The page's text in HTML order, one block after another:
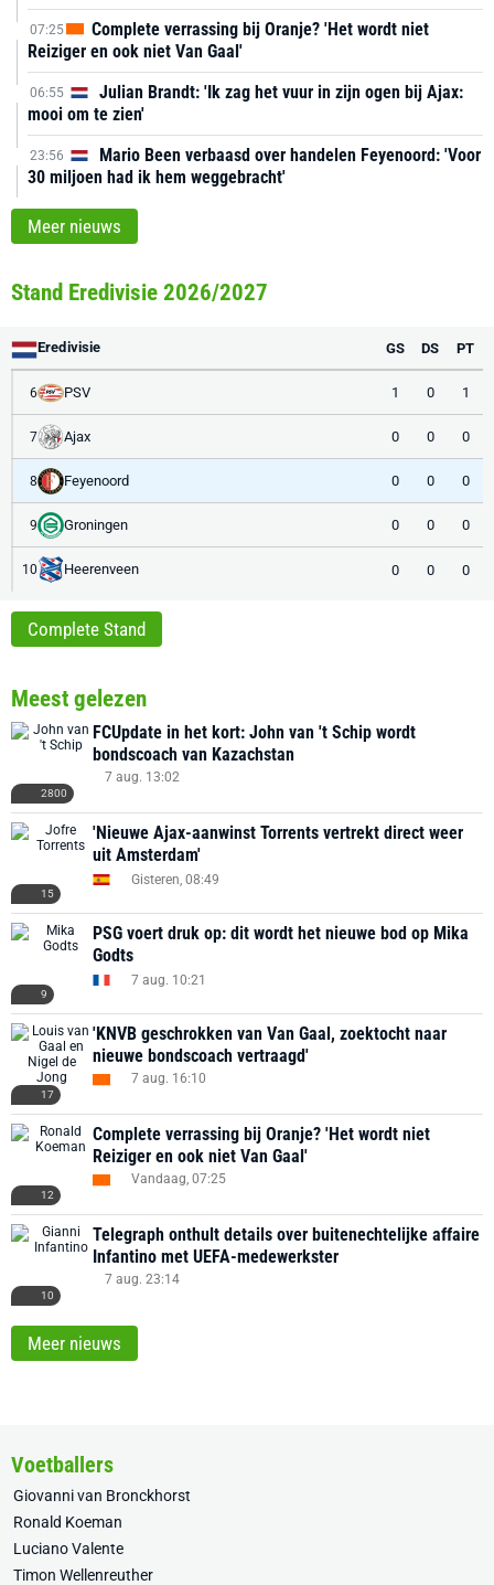
07:25
Complete verrassing bij Oranje? 'Het wordt niet
Reiziger en ook niet Van Gaal'
06:55
Julian Brandt: 'Ik zag het vuur in zijn ogen bij Ajax:
mooi om te zien'
23:56
Mario Been verbaasd over handelen Feyenoord: 'Voor
30 miljoen had ik hem weggebracht'
Meer nieuws
Stand Eredivisie 2026/2027
Eredivisie GS DS PT
6 PSV 1 0 1
7 Ajax 0 0 0
8 Feyenoord 0 0 0
9 Groningen 0 0 0
10 Heerenveen 0 0 0
Complete Stand
Meest gelezen
2800
FCUpdate in het kort: John van 't Schip wordt
bondscoach van Kazachstan
7 aug. 13:02
15
'Nieuwe Ajax-aanwinst Torrents vertrekt direct weer
uit Amsterdam'
Gisteren, 08:49
9
PSG voert druk op: dit wordt het nieuwe bod op Mika
Godts
7 aug. 10:21
17
'KNVB geschrokken van Van Gaal, zoektocht naar
nieuwe bondscoach vertraagd'
7 aug. 16:10
12
Complete verrassing bij Oranje? 'Het wordt niet
Reiziger en ook niet Van Gaal'
Vandaag, 07:25
10
Telegraph onthult details over buitenechtelijke affaire
Infantino met UEFA-medewerkster
7 aug. 23:14
Meer nieuws
Voetballers
Giovanni van Bronckhorst
Ronald Koeman
Luciano Valente
Timon Wellenreuther